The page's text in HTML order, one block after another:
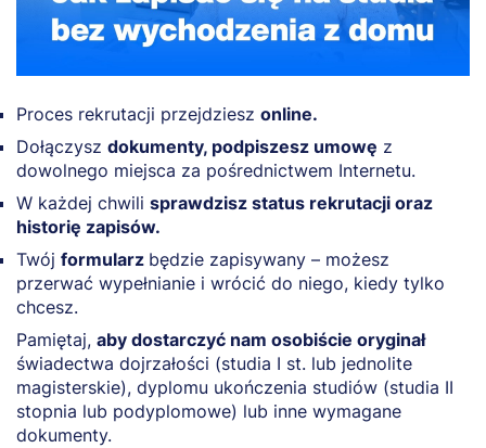
Proces rekrutacji przejdziesz online.
Dołączysz dokumenty, podpiszesz umowę z
dowolnego miejsca za pośrednictwem Internetu.
W każdej chwili sprawdzisz status rekrutacji oraz
historię zapisów.
Twój formularz będzie zapisywany – możesz
przerwać wypełnianie i wrócić do niego, kiedy tylko
chcesz.
Pamiętaj, aby dostarczyć nam osobiście oryginał
świadectwa dojrzałości (studia I st. lub jednolite
magisterskie), dyplomu ukończenia studiów (studia II
stopnia lub podyplomowe) lub inne wymagane
dokumenty.